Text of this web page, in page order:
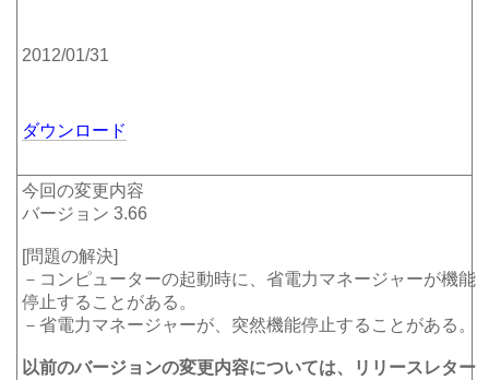
2012/01/31
ダウンロード
今回の変更内容
バージョン 3.66
[問題の解決]
－コンピューターの起動時に、省電力マネージャーが機能
停止することがある。
－省電力マネージャーが、突然機能停止することがある。
以前のバージョンの変更内容については、リリースレター